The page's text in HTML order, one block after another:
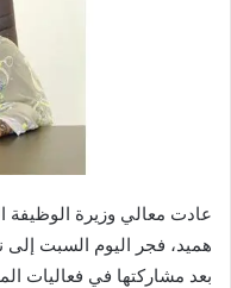
عادت معالي وزيرة الوظيفة
هميد، فجر اليوم السبت إلى
بعد مشاركتها في فعاليات